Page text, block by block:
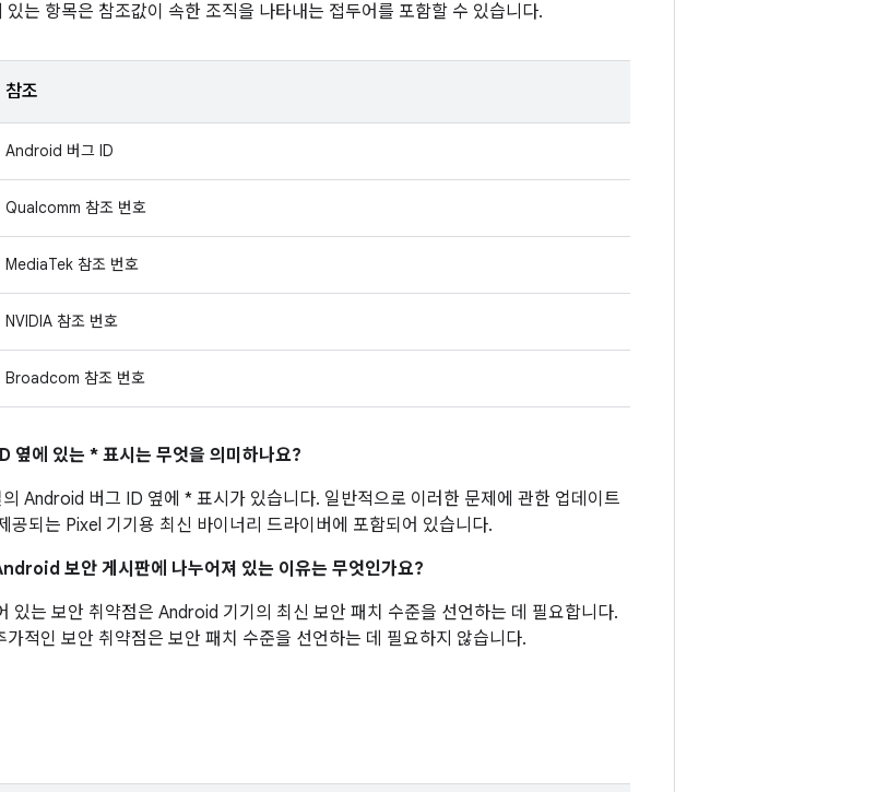
는 항목은 참조값이 속한 조직을 나타내는 접두어를 포함할 수 있습니다.
참조
Android 버그 ID
Qualcomm 참조 번호
MediaTek 참조 번호
NVIDIA 참조 번호
Broadcom 참조 번호
에 있는 * 표시는 무엇을 의미하나요?
Android 버그 ID 옆에 * 표시가 있습니다. 일반적으로 이러한 문제에 관한 업데이트
공되는 Pixel 기기용 최신 바이너리 드라이버에 포함되어 있습니다.
보안 게시판에 나누어져 있는 이유는 무엇인가요?
있는 보안 취약점은 Android 기기의 최신 보안 패치 수준을 선언하는 데 필요합니다.
적인 보안 취약점은 보안 패치 수준을 선언하는 데 필요하지 않습니다.